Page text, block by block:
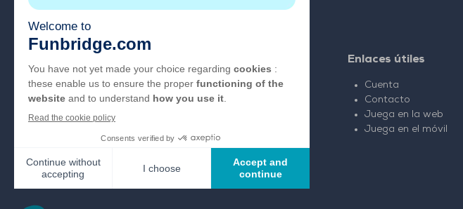
FAQ
Enlaces útiles
Cuenta
Contacto
Juega en la web
Juega en el móvil